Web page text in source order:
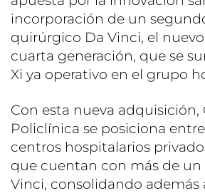
incorporación de un
quirúrgico Da Vinci, el
cuarta generación, que se
Xi ya operativo en el grupo
Con esta nueva adquisición,
Policlínica se posiciona
centros hospitalarios
que cuentan con más de un
Vinci, consolidando además